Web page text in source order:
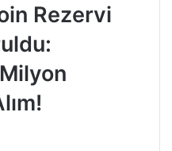
Rezervi